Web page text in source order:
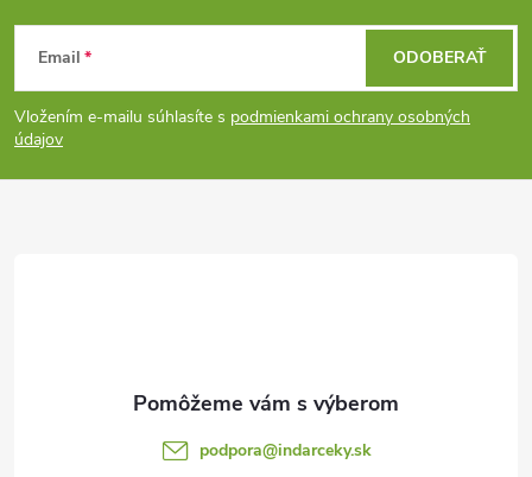
Z
á
p
Email
Vložením e-mailu súhlasíte s podmienkami ochrany osobných
údajov
ODOBERAŤ
podpora@indarceky.sk